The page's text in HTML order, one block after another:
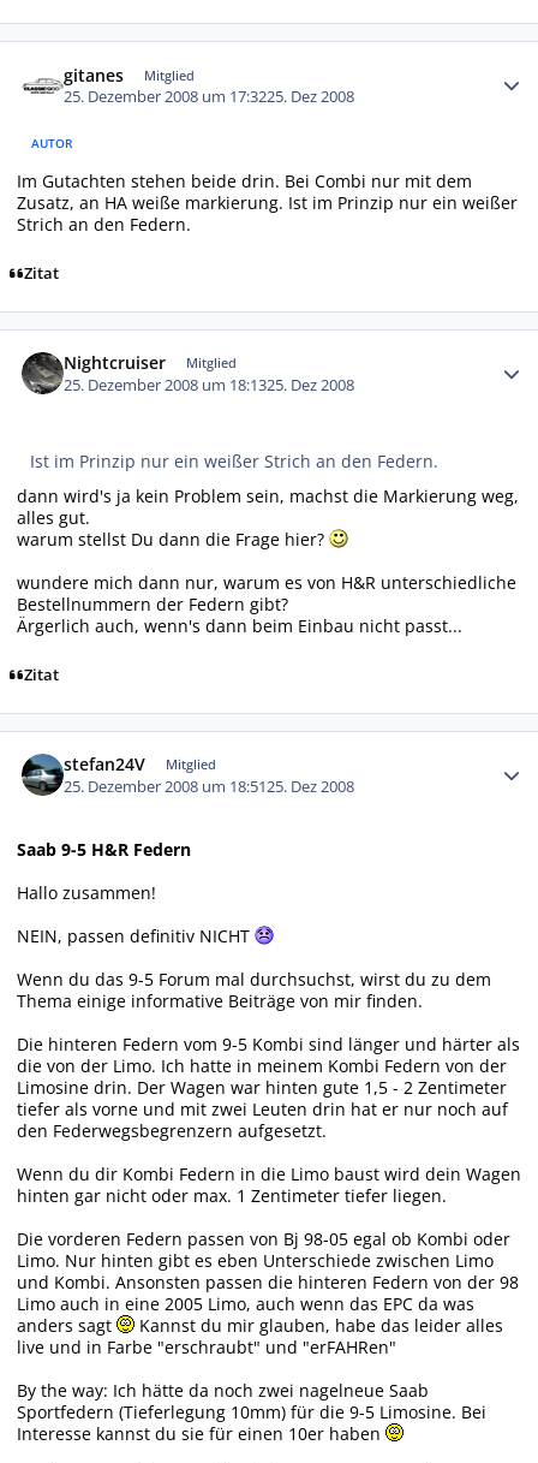
gitanes Mitglied
25. Dezember 2008 um 17:3225. Dez 2008
AUTOR
Im Gutachten stehen beide drin. Bei Combi nur mit dem
Zusatz, an HA weiße markierung. Ist im Prinzip nur ein weißer
Strich an den Federn.
Zitat
Nightcruiser Mitglied
25. Dezember 2008 um 18:1325. Dez 2008
Ist im Prinzip nur ein weißer Strich an den Federn.
dann wird's ja kein Problem sein, machst die Markierung weg,
alles gut.
warum stellst Du dann die Frage hier?
wundere mich dann nur, warum es von H&R unterschiedliche
Bestellnummern der Federn gibt?
Ärgerlich auch, wenn's dann beim Einbau nicht passt...
Zitat
stefan24V Mitglied
25. Dezember 2008 um 18:5125. Dez 2008
Saab 9-5 H&R Federn
Hallo zusammen!
NEIN, passen definitiv NICHT
Wenn du das 9-5 Forum mal durchsuchst, wirst du zu dem
Thema einige informative Beiträge von mir finden.
Die hinteren Federn vom 9-5 Kombi sind länger und härter als
die von der Limo. Ich hatte in meinem Kombi Federn von der
Limosine drin. Der Wagen war hinten gute 1,5 - 2 Zentimeter
tiefer als vorne und mit zwei Leuten drin hat er nur noch auf
den Federwegsbegrenzern aufgesetzt.
Wenn du dir Kombi Federn in die Limo baust wird dein Wagen
hinten gar nicht oder max. 1 Zentimeter tiefer liegen.
Die vorderen Federn passen von Bj 98-05 egal ob Kombi oder
Limo. Nur hinten gibt es eben Unterschiede zwischen Limo
und Kombi. Ansonsten passen die hinteren Federn von der 98
Limo auch in eine 2005 Limo, auch wenn das EPC da was
anders sagt
Kannst du mir glauben, habe das leider alles
live und in Farbe "erschraubt" und "erFAHRen"
By the way: Ich hätte da noch zwei nagelneue Saab
Sportfedern (Tieferlegung 10mm) für die 9-5 Limosine. Bei
Interesse kannst du sie für einen 10er haben